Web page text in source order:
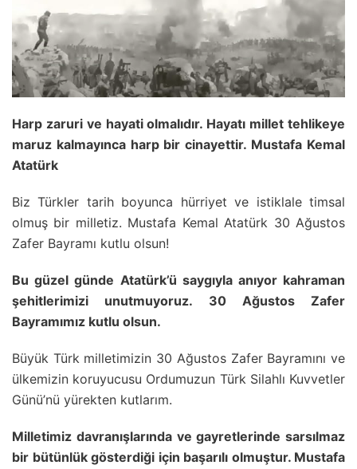
Harp zaruri ve hayati olmalıdır. Hayatı millet tehlikeye
maruz kalmayınca harp bir cinayettir. Mustafa Kemal
Atatürk
Biz Türkler tarih boyunca hürriyet ve istiklale timsal
olmuş bir milletiz. Mustafa Kemal Atatürk 30 Ağustos
Zafer Bayramı kutlu olsun!
Bu güzel günde Atatürk’ü saygıyla anıyor kahraman
şehitlerimizi unutmuyoruz. 30 Ağustos Zafer
Bayramımız kutlu olsun.
Büyük Türk milletimizin 30 Ağustos Zafer Bayramını ve
ülkemizin koruyucusu Ordumuzun Türk Silahlı Kuvvetler
Günü’nü yürekten kutlarım.
Milletimiz davranışlarında ve gayretlerinde sarsılmaz
bir bütünlük gösterdiği için başarılı olmuştur. Mustafa